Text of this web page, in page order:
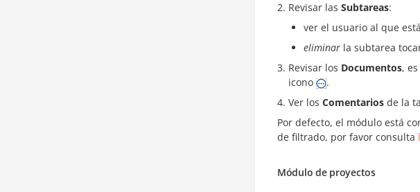
Revisar las Subtareas:
ver el usuario al que
eliminar la subtarea
Revisar los Documentos,
icono
.
Ver los Comentarios de la
Por defecto, el módulo está
de filtrado, por favor consulta
Módulo de proyectos